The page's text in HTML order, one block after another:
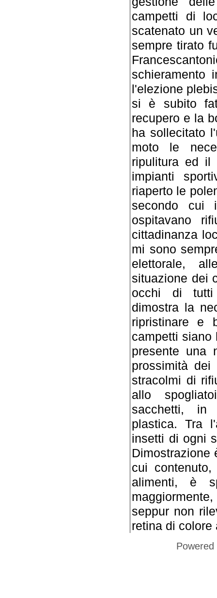
campetti di
scatenato un
sempre tirato
schieramento
l'elezione
si è subito
recupero e la
ha sollecitato
moto le
ripulitura ed il
impianti
riaperto le
secondo cui
ospitavano
cittadinanza
mi sono
elettorale,
situazione dei
occhi di tutti
dimostra la
ripristinare e
campetti siano
presente una
prossimità
stracolmi di
allo
sacchetti, in
plastica. Tra
insetti di ogni
Dimostrazione
cui
alimenti, è
seppur non
retina di colore